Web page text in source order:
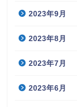
2023年9月
2023年8月
2023年7月
2023年6月